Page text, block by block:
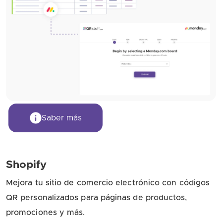
Saber más
Shopify
Mejora tu sitio de comercio electrónico con códigos
QR personalizados para páginas de productos,
promociones y más.